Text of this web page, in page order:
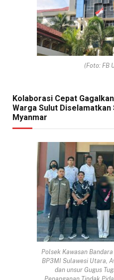
(Foto: FB
Kolaborasi Cepat
Warga Sulut
Myanmar
Polsek Kawasan
BP3MI Sulawesi Utara,
dan unsur Gugus